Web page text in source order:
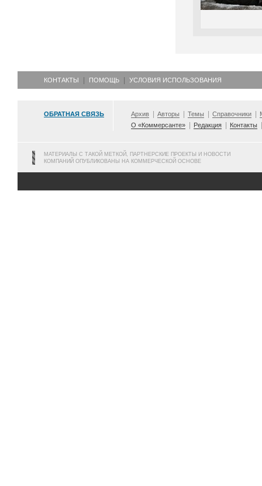
КОНТАКТЫ ПОМОЩЬ УСЛОВИЯ ИСПОЛЬЗОВАНИЯ
ОБРАТНАЯ СВЯЗЬ Архив Авторы Темы Справочники
О «Коммерсанте»
Редакция Контакты
МАТЕРИАЛЫ С ТАКОЙ МЕТКОЙ, ПАРТНЕРСКИЕ ПРОЕКТЫ И НОВОСТИ
КОМПАНИЙ ОПУБЛИКОВАНЫ НА КОММЕРЧЕСКОЙ ОСНОВЕ